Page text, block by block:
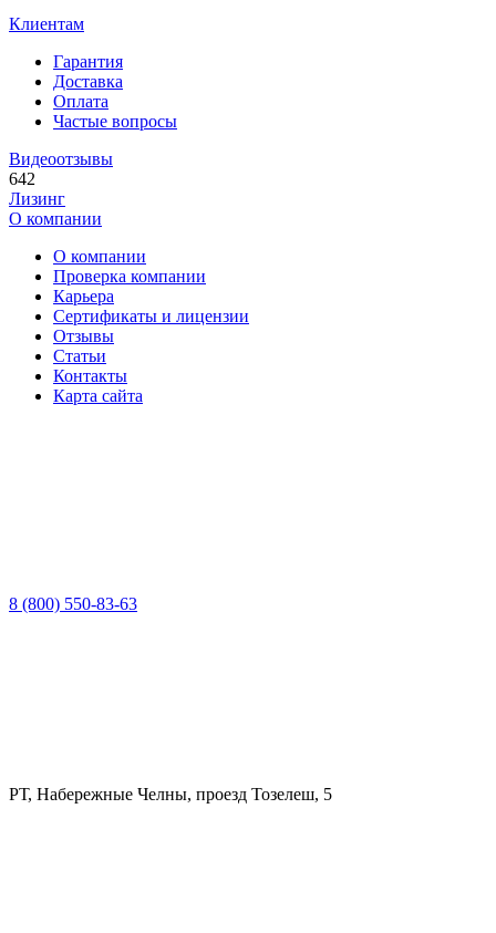
Клиентам
Гарантия
Доставка
Оплата
Частые вопросы
Видеоотзывы
642
Лизинг
О компании
О компании
Проверка компании
Карьера
Сертификаты и лицензии
Отзывы
Статьи
Контакты
Карта сайта
8 (800) 550-83-63
РТ, Набережные Челны, проезд Тозелеш, 5